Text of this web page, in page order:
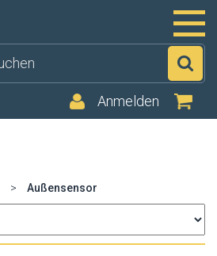
Anmelden
> Außensensor